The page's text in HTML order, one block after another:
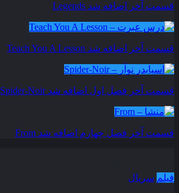
قسمت آخر اضافه شد Legends
قسمت آخر اضافه شد Teach You A Lesson
قسمت آخر فصل اول اضافه شد Spider-Noir
قسمت آخر فصل چهارم اضافه شد From
فیلم سریال